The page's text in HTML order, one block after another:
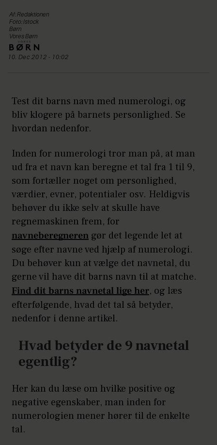
Af: Redaktionen
Foto: Istock
Børn
Vores Børn
10. Dec 2012 - 10:02
Test dit barns navn med numerologi, og
bliv klogere på barnets personlighed. Se
hvordan nedenfor.
Inden for numerologi tror man på, at man
ud fra et navn kan beregne et tal fra 1 til 9,
som fortæller noget om personlighed,
værdier, evner, potentialer osv. Heldigvis
behøver du ikke selv at skulle have
regnemaskinen frem, for
navneberegneren gør det legende let at
søge efter navne ved hjælp af numerologi.
Du behøver kun at vælge det navnetal, du
gerne vil have dit barns navn til at matche.
Find dit barns navnetal lige her, og læs
efterfølgende, hvad det tal så betyder,
nedenfor i denne artikel.
Hvad betyder de 9 navnetal
egentlig?
Her kan du læse om hvilke positive og
negative egenskaber, man inden for
numerologien mener hører til de enkelte
tal.